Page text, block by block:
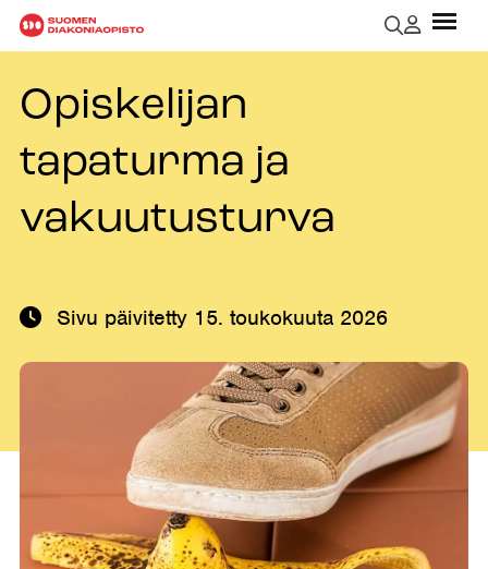
Opiskelijan
tapaturma ja
vakuutusturva
Sivu päivitetty 15. toukokuuta 2026